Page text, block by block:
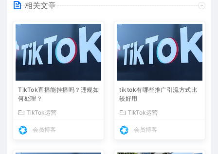
相关文章
TikTok直播能挂播吗？违规如
何处理？
TikTok运营
会员博客
tiktok有哪些推广引流方式比
较好用
TikTok运营
会员博客